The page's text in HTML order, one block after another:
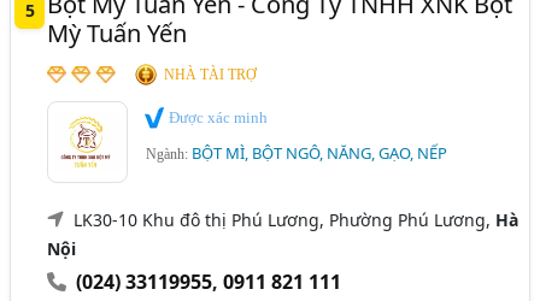
5
Mỳ Tuấn Yến
NHÀ TÀI TRỢ
Được xác minh
Ngành: BỘT MÌ, BỘT NGÔ, NĂNG, GẠO, NẾP
LK30-10 Khu đô thị Phú Lương, Phường Phú Lương, Hà
Nội
(024) 33119955,0911 821 111